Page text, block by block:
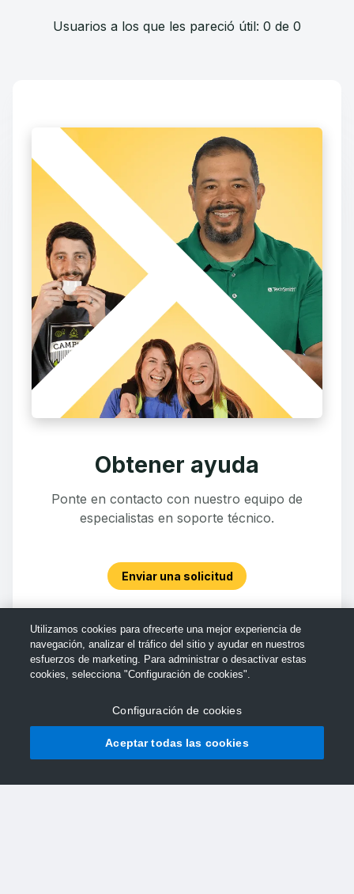
Usuarios a los que les pareció útil: 0 de 0
Obtener ayuda
Ponte en contacto con nuestro equipo de
especialistas en soporte técnico.
Enviar una solicitud
Utilizamos cookies para ofrecerte una mejor experiencia de
navegación, analizar el tráfico del sitio y ayudar en nuestros
esfuerzos de marketing. Para administrar o desactivar estas
cookies, selecciona "Configuración de cookies".
Configuración de cookies
Aceptar todas las cookies